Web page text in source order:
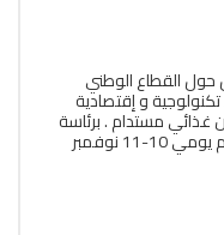
حول القطاع الوطني
و إقتصادية
غذائي مستدام . برئاسة
الدكتورة نويشي سهام يومي 10-11 نوفمبر